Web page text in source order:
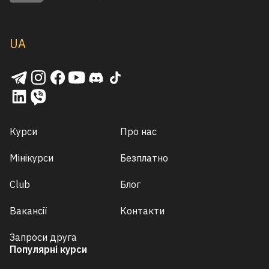
UA
Курси
Мінікурси
Club
Вакансії
Запроси друга
Про нас
Безплатно
Блог
Контакти
Популярні курси